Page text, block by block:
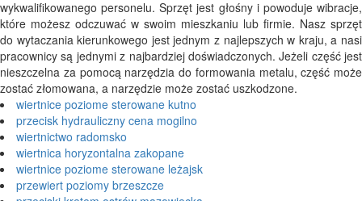
wykwalifikowanego personelu. Sprzęt jest głośny i powoduje wibracje,
które możesz odczuwać w swoim mieszkaniu lub firmie. Nasz sprzęt
do wytaczania kierunkowego jest jednym z najlepszych w kraju, a nasi
pracownicy są jednymi z najbardziej doświadczonych. Jeżeli część jest
nieszczelna za pomocą narzędzia do formowania metalu, część może
zostać złomowana, a narzędzie może zostać uszkodzone.
wiertnice poziome sterowane kutno
przecisk hydrauliczny cena mogilno
wiertnictwo radomsko
wiertnica horyzontalna zakopane
wiertnice poziome sterowane leżajsk
przewiert poziomy brzeszcze